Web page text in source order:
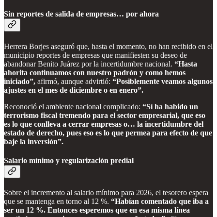
Sin reportes de salida de empresas… por ahora
Herrera Borjes aseguró que, hasta el momento, no han recibido en el
municipio reportes de empresas que manifiesten su deseo de
abandonar Benito Juárez por la incertidumbre nacional. “Hasta
ahorita continuamos con nuestro padrón y como hemos
iniciado”, afirmó, aunque advirtió: “Posiblemente veamos algunos
ajustes en el mes de diciembre o en enero”.
Reconoció el ambiente nacional complicado: “Sí ha habido un
terrorismo fiscal tremendo para el sector empresarial, que eso
es lo que conlleva a cerrar empresas o… la incertidumbre del
estado de derecho, pues eso es lo que permea para efecto de que
baje la inversión”.
Salario mínimo y regularización predial
Sobre el incremento al salario mínimo para 2026, el tesorero espera
que se mantenga en torno al 12 %. “Habían comentado que iba a
ser un 12 %. Entonces esperemos que en esa misma línea